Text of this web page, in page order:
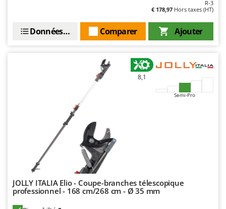
Prismafood
R.G.V.
Rato
R-3
€ 178,97 Hors taxes (HT)
Ajouter
Comparer
Données techniques
8,1
Semi-Pro
JOLLY ITALIA Elio - Coupe-branches télescopique
professionnel - 168 cm/268 cm - Ø 35 mm